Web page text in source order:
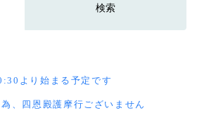
より始まる予定です
、四恩殿護摩行ございません